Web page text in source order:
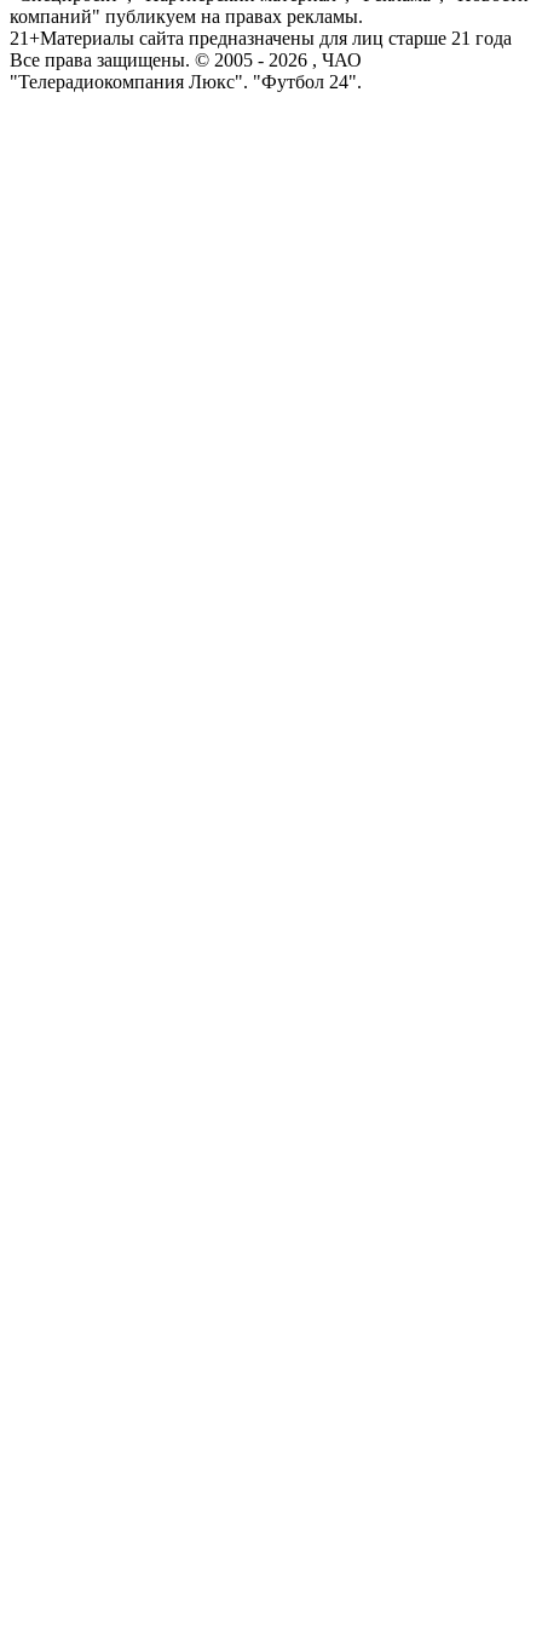
компаний" публикуем на правах рекламы.
21+Материалы сайта предназначены для лиц старше 21 года
Все права защищены. © 2005 - 2026 , ЧАО
"Телерадиокомпания Люкс". "Футбол 24".